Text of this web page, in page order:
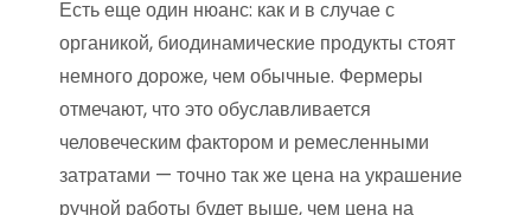
Есть еще один нюанс: как и в случае с
органикой, биодинамические продукты стоят
немного дороже, чем обычные. Фермеры
отмечают, что это обуславливается
человеческим фактором и ремесленными
затратами — точно так же цена на украшение
ручной работы будет выше, чем цена на